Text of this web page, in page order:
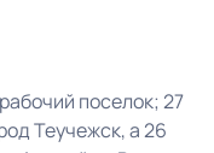
поселок; 27
Теучежск, а 26